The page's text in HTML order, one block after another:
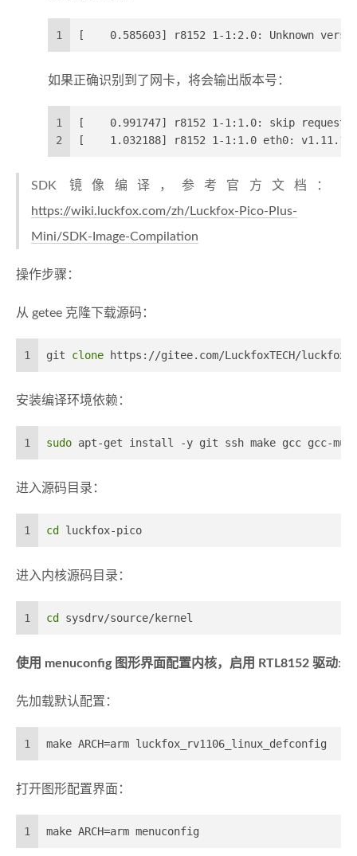
1 [    0.585603] r8152 1-1:2.0: Unknown
如果正确识别到了网卡，将会输出版本号：
1
2
[    0.991747] r8152 1-1:1.0: skip request
[    1.032188] r8152 1-1:1.0 eth0: v1.11.11
SDK 镜像编译，参考官方文档：
https://wiki.luckfox.com/zh/Luckfox-Pico-Plus-
Mini/SDK-Image-Compilation
操作步骤：
从 getee 克隆下载源码：
1 git clone https://gitee.com/LuckfoxTECH/
安装编译环境依赖：
1 sudo apt-get install -y git ssh make gcc gcc-
进入源码目录：
1 cd luckfox-pico
进入内核源码目录：
1 cd sysdrv/source/kernel
使用 menuconfig 图形界面配置内核，启用 RTL8152 驱动:
先加载默认配置：
1 make ARCH=arm luckfox_rv1106_linux_defconfig
打开图形配置界面：
1 make ARCH=arm menuconfig